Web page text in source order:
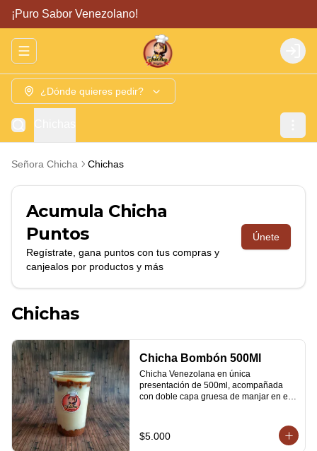
¡Puro Sabor Venezolano!
Abrir menu de navegación Login
¿Dónde quieres pedir?
Señora Chicha Chichas
Acumula Chicha
Puntos
Regístrate, gana puntos con tus compras y
canjealos por productos y más
Únete
Chichas
Chicha Bombón 500Ml
Chicha Venezolana en única
presentación de 500ml, acompañada
con doble capa gruesa de manjar en el
$5.000